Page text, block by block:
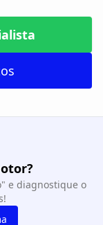
e diagnostique o